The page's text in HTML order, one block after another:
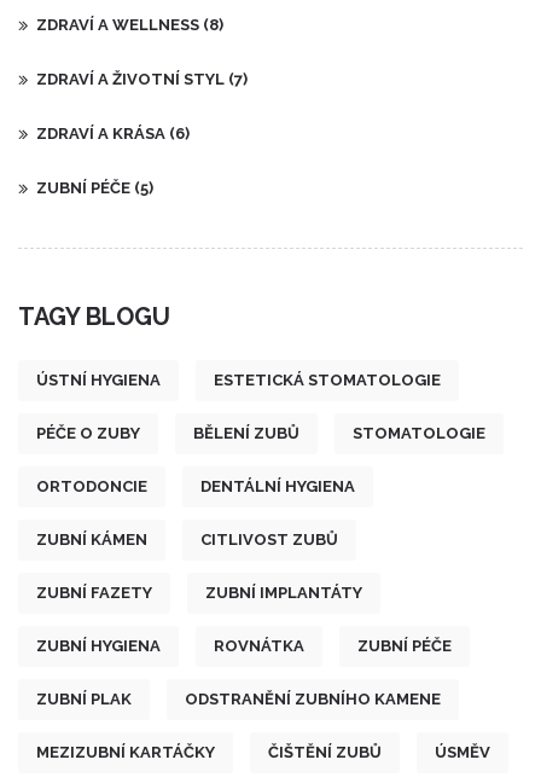
ZDRAVÍ A WELLNESS (8)
ZDRAVÍ A ŽIVOTNÍ STYL (7)
ZDRAVÍ A KRÁSA (6)
ZUBNÍ PÉČE (5)
TAGY BLOGU
ÚSTNÍ HYGIENA ESTETICKÁ STOMATOLOGIE
PÉČE O ZUBY BĚLENÍ ZUBŮ STOMATOLOGIE
ORTODONCIE DENTÁLNÍ HYGIENA
ZUBNÍ KÁMEN CITLIVOST ZUBŮ
ZUBNÍ FAZETY ZUBNÍ IMPLANTÁTY
ZUBNÍ HYGIENA ROVNÁTKA ZUBNÍ PÉČE
ZUBNÍ PLAK ODSTRANĚNÍ ZUBNÍHO KAMENE
MEZIZUBNÍ KARTÁČKY ČIŠTĚNÍ ZUBŮ ÚSMĚV